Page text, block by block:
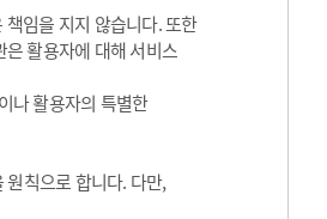
임을 지지 않습니다. 또한
활용자에 대해 서비스
나 활용자의 특별한
칙으로 합니다. 다만,